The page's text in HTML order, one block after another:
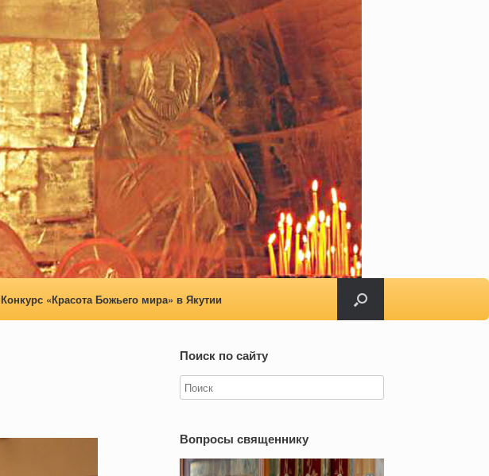
Конкурс «Красота Божьего мира» в Якутии
Поиск по сайту
Вопросы священнику